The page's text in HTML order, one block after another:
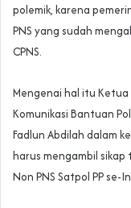
polemik, karena
PNS yang sudah
CPNS.
Mengenai hal itu Ketua
Komunikasi Bantuan
Fadlun Abdilah dalam
harus mengambil
Non PNS Satpol PP se-